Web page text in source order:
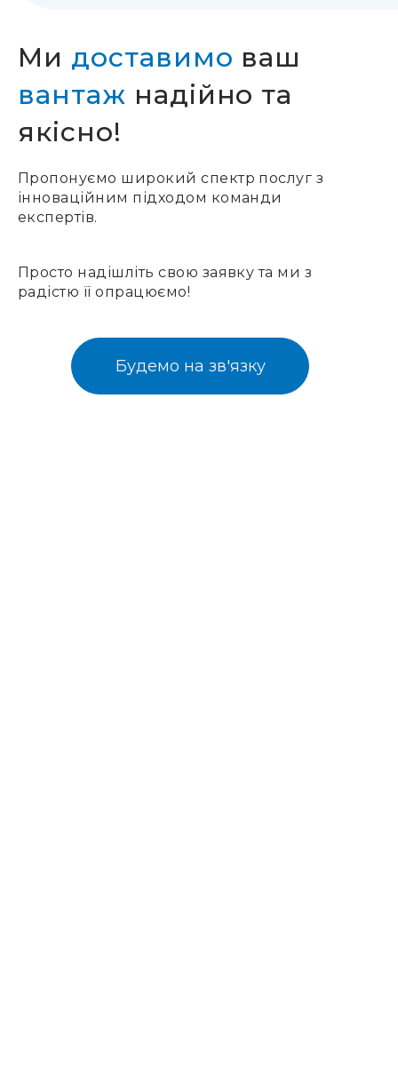
Ми доставимо ваш
вантаж надійно та
якісно!
Пропонуємо широкий спектр послуг з
інноваційним підходом команди
експертів.
Просто надішліть свою заявку та ми з
радістю її опрацюємо!
Будемо на зв'язку